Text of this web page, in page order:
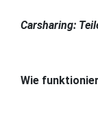
Carsharing:
Wie